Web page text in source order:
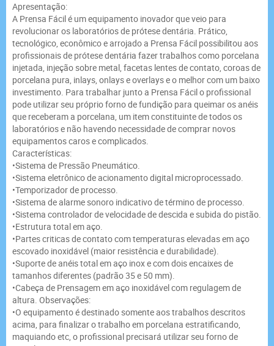
Apresentação:
A Prensa Fácil é um equipamento inovador que veio para
revolucionar os laboratórios de prótese dentária. Prático,
tecnológico, econômico e arrojado a Prensa Fácil possibilitou aos
profissionais de prótese dentária fazer trabalhos como porcelana
injetada, injeção sobre metal, facetas lentes de contato, coroas de
porcelana pura, inlays, onlays e overlays e o melhor com um baixo
investimento. Para trabalhar junto a Prensa Fácil o profissional
pode utilizar seu próprio forno de fundição para queimar os anéis
que receberam a porcelana, um item constituinte de todos os
laboratórios e não havendo necessidade de comprar novos
equipamentos caros e complicados.
Características:
•Sistema de Pressão Pneumático.
•Sistema eletrônico de acionamento digital microprocessado.
•Temporizador de processo.
•Sistema de alarme sonoro indicativo de término de processo.
•Sistema controlador de velocidade de descida e subida do pistão.
•Estrutura total em aço.
•Partes criticas de contato com temperaturas elevadas em aço
escovado inoxidável (maior resistência e durabilidade).
•Suporte de anéis total em aço inox e com dois encaixes de
tamanhos diferentes (padrão 35 e 50 mm).
•Cabeça de Prensagem em aço inoxidável com regulagem de
altura. Observações:
•O equipamento é destinado somente aos trabalhos descritos
acima, para finalizar o trabalho em porcelana estratificando,
maquiando etc, o profissional precisará utilizar seu forno de